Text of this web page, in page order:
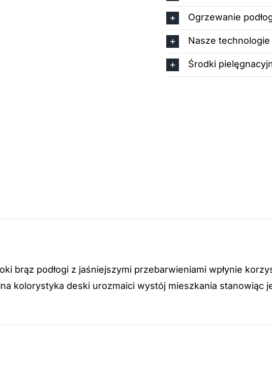
Ogrzewanie
Nasze technologie
Środki
brąz podłogi z jaśniejszymi przebarwieniami wpłynie
kolorystyka deski urozmaici wystój mieszkania stanowiąc